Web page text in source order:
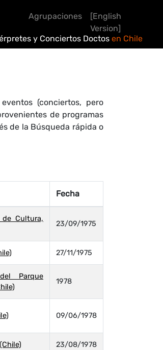
Agrupaciones
[English
Version]
y Conciertos Doctos en Chile
(conciertos, pero
de programas
de la Búsqueda rápida o
Fecha
de Cultura,
23/09/1975
27/11/1975
Parque
1978
09/06/1978
23/08/1978